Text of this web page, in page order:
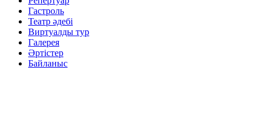
Гастроль
Театр әдебі
Виртуалды тур
Галерея
Әртістер
Байланыс